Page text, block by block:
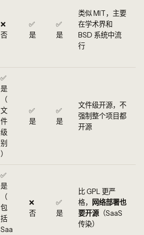
❌
否
✅
是
✅
是
类似 MIT，主要
在学术界和
BSD 系统中流
行
✅
是
（
文
件
级
别
）
✅
是
✅
是
文件级开源，不
强制整个项目都
开源
✅
是
（
包
括
Saa
❌
否
✅
是
比 GPL 更严
格，
网络部署也
要开源（SaaS
传染）